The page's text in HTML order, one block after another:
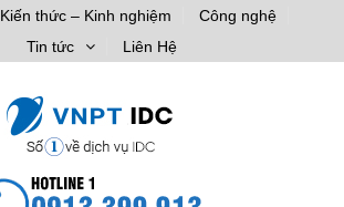
Kiến thức – Kinh nghiệm
Công nghệ
Tin tức
Liên Hệ